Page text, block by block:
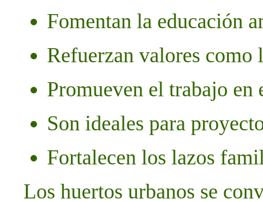
Fomentan la educación
Refuerzan valores como
Promueven el trabajo
Son ideales para
Fortalecen los lazos
Los huertos urbanos se